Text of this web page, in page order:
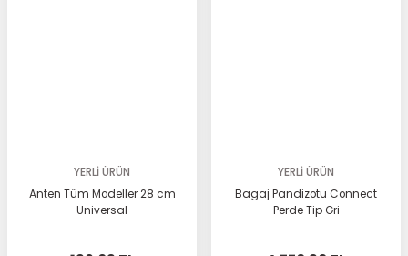
YERLİ ÜRÜN
Anten Tüm Modeller 28 cm
Universal
YERLİ ÜRÜN
Bagaj Pandizotu Connect
Perde Tip Gri